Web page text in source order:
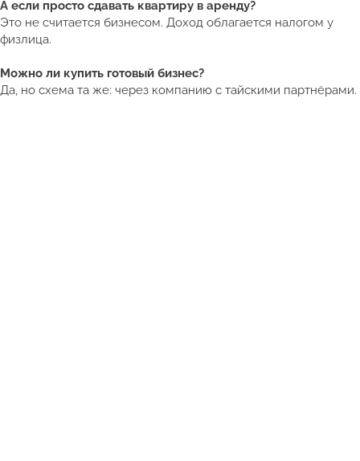
А если просто сдавать квартиру в аренду?
Это не считается бизнесом. Доход облагается налогом у
физлица.
Можно ли купить готовый бизнес?
Да, но схема та же: через компанию с тайскими партнёрами.